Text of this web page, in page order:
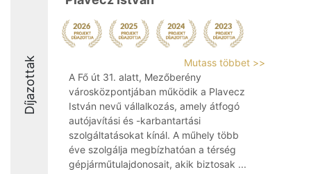
Díjazottak
Mutass többet >>
A Fő út 31. alatt, Mezőberény
városközpontjában működik a Plavecz
István nevű vállalkozás, amely átfogó
autójavítási és -karbantartási
szolgáltatásokat kínál. A műhely több
éve szolgálja megbízhatóan a térség
gépjárműtulajdonosait, akik biztosak ...